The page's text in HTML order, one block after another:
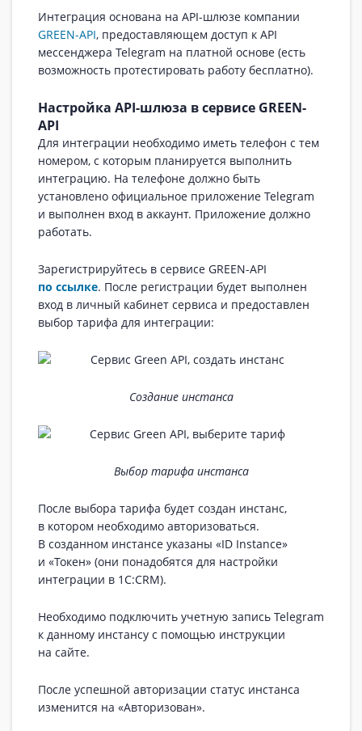
Интеграция основана на API-шлюзе компании
GREEN-API, предоставляющем доступ к API
мессенджера Telegram на платной основе (есть
возможность протестировать работу бесплатно).
Настройка API-шлюза в сервисе GREEN-
API
Для интеграции необходимо иметь телефон с тем
номером, с которым планируется выполнить
интеграцию. На телефоне должно быть
установлено официальное приложение Telegram
и выполнен вход в аккаунт. Приложение должно
работать.
Зарегистрируйтесь в сервисе GREEN-API
по ссылке. После регистрации будет выполнен
вход в личный кабинет сервиса и предоставлен
выбор тарифа для интеграции:
Создание инстанса
Выбор тарифа инстанса
После выбора тарифа будет создан инстанс,
в котором необходимо авторизоваться.
В созданном инстансе указаны «ID Instance»
и «Токен» (они понадобятся для настройки
интеграции в 1C:CRM).
Необходимо подключить учетную запись Telegram
к данному инстансу с помощью инструкции
на сайте.
После успешной авторизации статус инстанса
изменится на «Авторизован».